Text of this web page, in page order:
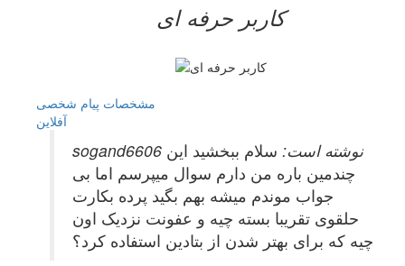
کاربر حرفه ای
مشخصات پیام شخصی
آفلاين
sogand6606 نوشته است: سلام ببخشید این
چندمین باره من دارم سوال میپرسم اما بی
جواب موندم میشه بهم بگید پرده بکارت
حلقوی تقریبا بسته چیه و عفونت نزدیک اون
چیه که برای بهتر شدن از بتادین استفاده کرد؟